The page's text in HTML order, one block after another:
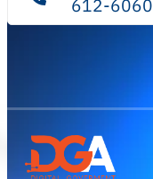
612-6060